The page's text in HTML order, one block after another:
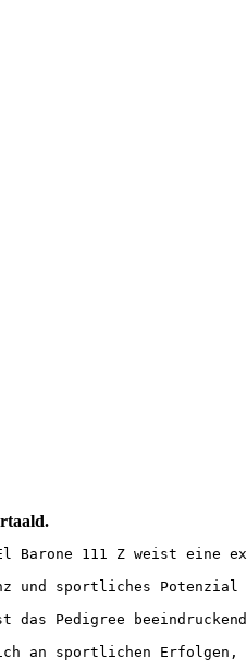
Barone 111 Z weist eine
und sportliches
Pedigree
an sportlichen Erfolgen,